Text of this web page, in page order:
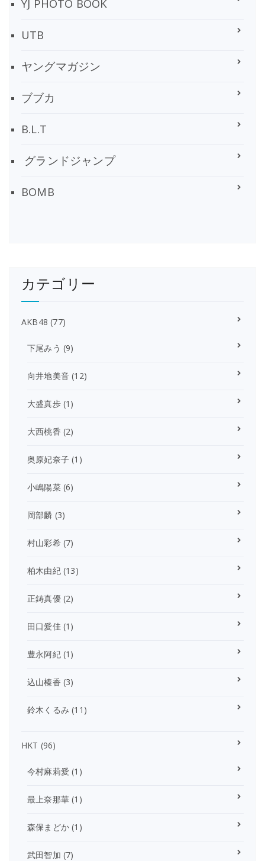
YJ PHOTO BOOK
UTB
ヤングマガジン
ブブカ
B.L.T
グランドジャンプ
BOMB
カテゴリー
AKB48 (77)
下尾みう (9)
向井地美音 (12)
大盛真歩(1)
大西桃香 (2)
奥原妃奈子 (1)
小嶋陽菜(6)
岡部麟 (3)
村山彩希(7)
柏木由紀(13)
正鋳真優(2)
田口愛佳(1)
豊永阿紀(1)
込山榛香 (3)
鈴木くるみ (11)
HKT (96)
今村麻莉愛 (1)
最上奈那華 (1)
森保まどか (1)
武田智加 (7)